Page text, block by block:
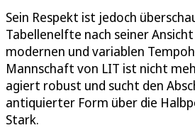
Sein Respekt ist jedoch
Tabellenelfte nach seiner
modernen und variablen
Mannschaft von LIT ist nicht
agiert robust und sucht den
antiquierter Form über die
Stark.